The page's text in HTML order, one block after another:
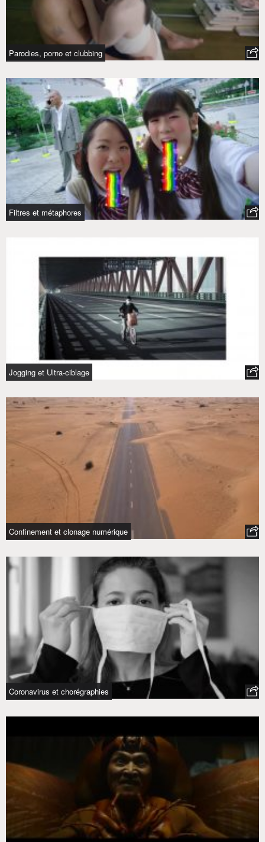
Parodies, porno et clubbing
Filtres et métaphores
Jogging et Ultra-ciblage
Confinement et clonage numérique
Coronavirus et chorégraphies